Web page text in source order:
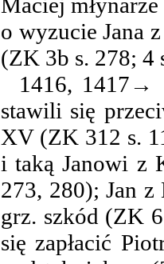
o wyzucie Jana
(ZK 3b s. 278; 4
1416, 1417→
stawili się
XV (ZK 312 s.
i taką Janowi z
273, 280); Jan z
grz. szkód (ZK
się zapłacić